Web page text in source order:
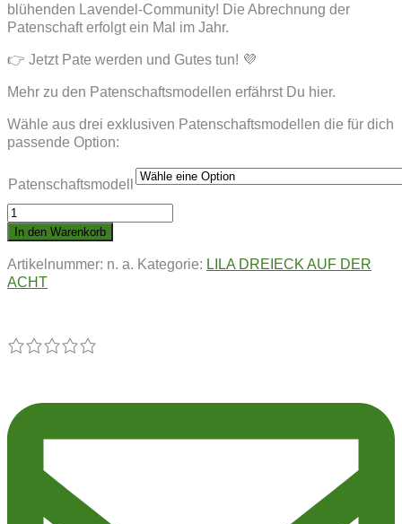
blühenden Lavendel-Community! Die Abrechnung der
Patenschaft erfolgt ein Mal im Jahr.
👉 Jetzt Pate werden und Gutes tun! 💜
Mehr zu den Patenschaftsmodellen erfährst Du hier.
Wähle aus drei exklusiven Patenschaftsmodellen die für dich
passende Option:
Patenschaftsmodell
LILA
DREIECK
DER
ACHT
Immerlocker
Menge
In den Warenkorb
Artikelnummer: n. a. Kategorie: LILA DREIECK AUF DER
ACHT